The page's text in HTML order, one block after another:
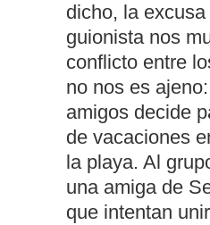
dicho, la excusa
guionista nos
conflicto entre
no nos es
amigos decide
de vacaciones
la playa. Al
una amiga de
que intentan